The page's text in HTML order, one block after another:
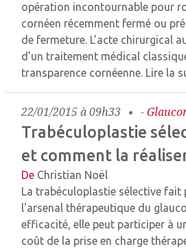
opération incontournable pour
cornéen récemment fermé ou
de fermeture. L’acte chirurgical
d’un traitement médical
transparence cornéenne. Lire la
22/01/2015 à 09h33 -
Trabéculoplastie
et comment la
De Christian Noël
La trabéculoplastie sélective fait
l'arsenal thérapeutique du
efficacité, elle peut participer à
coût de la prise en charge